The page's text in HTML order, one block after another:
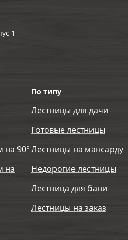
1
на 90°
на
По типу
Лестницы для дачи
Готовые лестницы
Лестницы на мансарду
Недорогие лестницы
Лестница для бани
Лестницы на заказ